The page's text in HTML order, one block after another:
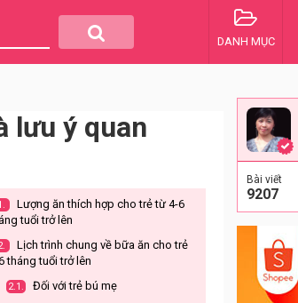
DANH MỤC
lưu ý quan
Lượng ăn thích hợp cho trẻ từ 4-6
tuổi trở lên
Lịch trình chung về bữa ăn cho trẻ
tháng tuổi trở lên
2.1. Đối với trẻ bú mẹ
Bài viết
9207